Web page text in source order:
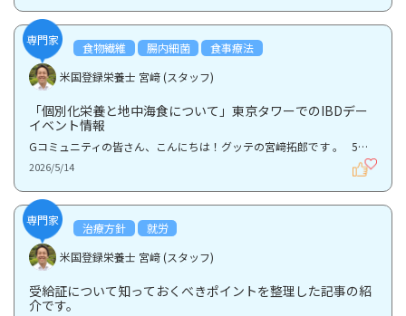
専門家
食物繊維 腸内細菌
食事療法
米国登録栄養士 宮﨑 (スタッフ)
「個別化栄養と地中海食について」東京タワーでのIBDデー
イベント情報
Gコミュニティの皆さん、こんにちは！グッテの宮﨑拓郎です 。 5月19日の「ワールドIBDデー」に向け...
2026/5/14
専門家
治療方針
就労
米国登録栄養士 宮﨑 (スタッフ)
受給証について知っておくべきポイントを整理した記事の紹
介です。